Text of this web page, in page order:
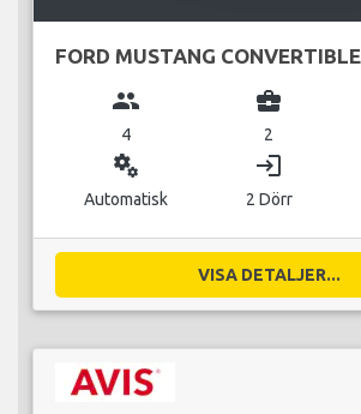
FORD MUSTANG CONVERTIBLE
group
4
business_center
2
miscellaneous_services
Automatisk
login
2 Dörr
VISA DETALJER...